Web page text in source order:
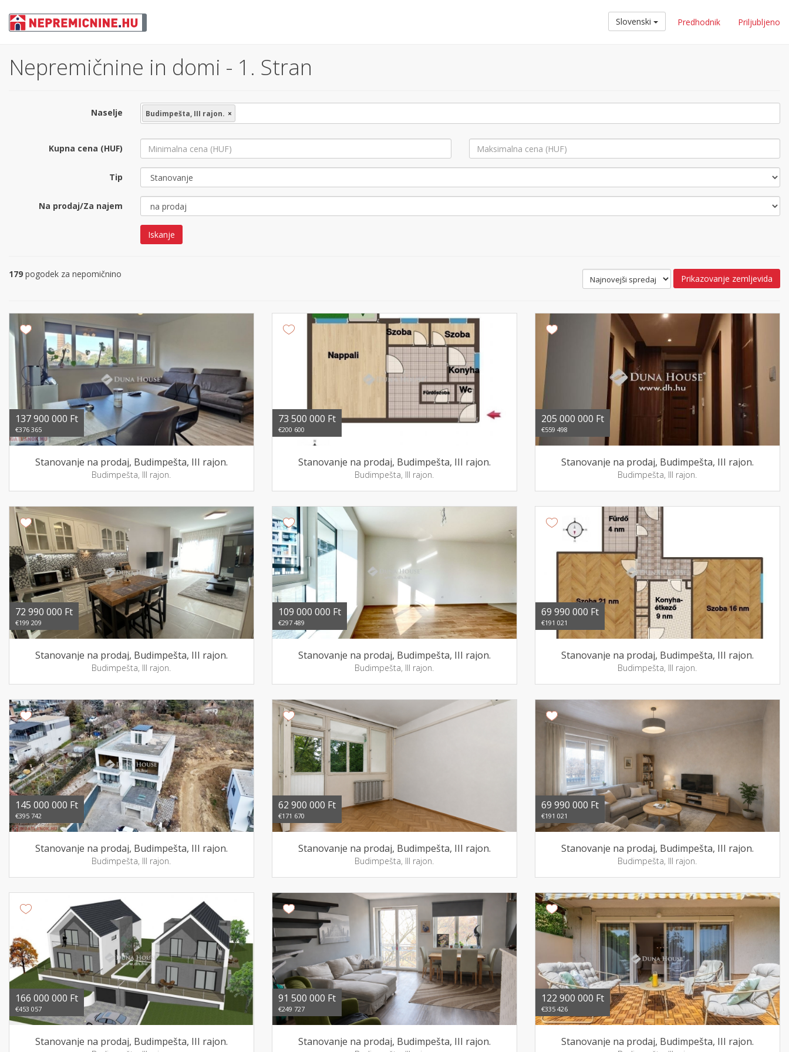
Slovenski Predhodnik Priljubljeno
Nepremičnine in domi - 1. Stran
Naselje Budimpešta, III rajon. ×
Kupna cena (HUF)
Tip
Na prodaj/Za najem
Iskanje
179 pogodek za nepomičnino Prikazovanje zemljevida
137 900 000 Ft
€376 365
Stanovanje na prodaj, Budimpešta, III rajon.
Budimpešta, III rajon.
73 500 000 Ft
€200 600
Stanovanje na prodaj, Budimpešta, III rajon.
Budimpešta, III rajon.
205 000 000 Ft
€559 498
Stanovanje na prodaj, Budimpešta, III rajon.
Budimpešta, III rajon.
72 990 000 Ft
€199 209
Stanovanje na prodaj, Budimpešta, III rajon.
Budimpešta, III rajon.
109 000 000 Ft
€297 489
Stanovanje na prodaj, Budimpešta, III rajon.
Budimpešta, III rajon.
69 990 000 Ft
€191 021
Stanovanje na prodaj, Budimpešta, III rajon.
Budimpešta, III rajon.
145 000 000 Ft
€395 742
Stanovanje na prodaj, Budimpešta, III rajon.
Budimpešta, III rajon.
62 900 000 Ft
€171 670
Stanovanje na prodaj, Budimpešta, III rajon.
Budimpešta, III rajon.
69 990 000 Ft
€191 021
Stanovanje na prodaj, Budimpešta, III rajon.
Budimpešta, III rajon.
166 000 000 Ft
€453 057
Stanovanje na prodaj, Budimpešta, III rajon.
91 500 000 Ft
€249 727
Stanovanje na prodaj, Budimpešta, III rajon.
122 900 000 Ft
€335 426
Stanovanje na prodaj, Budimpešta, III rajon.